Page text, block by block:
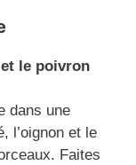
le poivron
dans une
l’oignon et le
Faites